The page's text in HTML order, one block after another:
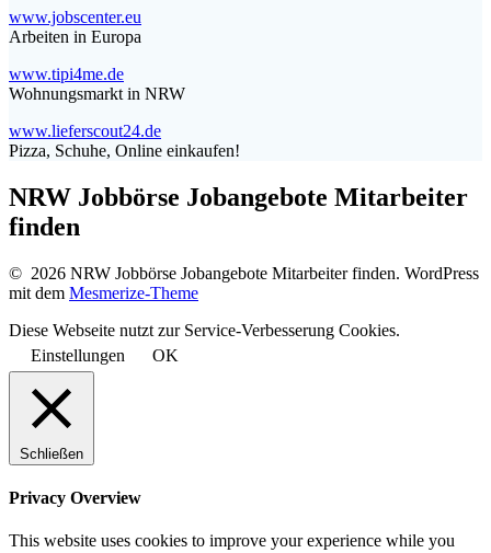
www.jobscenter.eu
Arbeiten in Europa
www.tipi4me.de
Wohnungsmarkt in NRW
www.lieferscout24.de
Pizza, Schuhe, Online einkaufen!
NRW Jobbörse Jobangebote Mitarbeiter
finden
© 2026 NRW Jobbörse Jobangebote Mitarbeiter finden. WordPress
mit dem Mesmerize-Theme
Diese Webseite nutzt zur Service-Verbesserung Cookies.
Einstellungen
OK
Schließen
Privacy Overview
This website uses cookies to improve your experience while you